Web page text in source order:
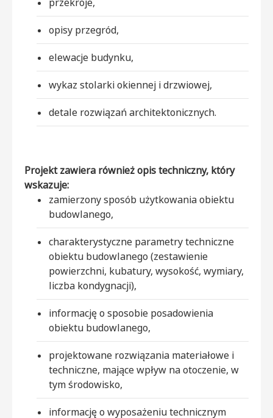
opisy przegród,
elewacje budynku,
wykaz stolarki okiennej i drzwiowej,
detale rozwiązań architektonicznych.
Projekt zawiera również opis techniczny, który
wskazuje:
zamierzony sposób użytkowania obiektu
budowlanego,
charakterystyczne parametry techniczne
obiektu budowlanego (zestawienie
powierzchni, kubatury, wysokość, wymiary,
liczba kondygnacji),
informację o sposobie posadowienia
obiektu budowlanego,
projektowane rozwiązania materiałowe i
techniczne, mające wpływ na otoczenie, w
tym środowisko,
informację o wyposażeniu technicznym